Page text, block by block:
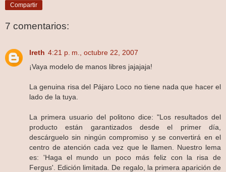
Compartir
7 comentarios:
Ireth 4:21 p. m., octubre 22, 2007
¡Vaya modelo de manos libres jajajaja!
La genuina risa del Pájaro Loco no tiene nada que hacer el
lado de la tuya.
La primera usuario del politono dice: "Los resultados del
producto están garantizados desde el primer día,
descárguelo sin ningún compromiso y se convertirá en el
centro de atención cada vez que le llamen. Nuestro lema
es: 'Haga el mundo un poco más feliz con la risa de
Fergus'. Edición limitada. De regalo, la primera aparición de